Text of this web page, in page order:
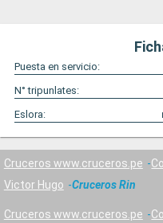
Puesta en servicio:
N° tripunlates:
Eslora:
Cruceros www.cruceros.pe
Victor Hugo
Cruceros Rin
Cruceros www.cruceros.pe